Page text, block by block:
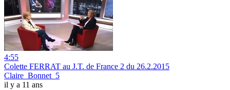
4:55
Colette FERRAT au J.T. de France 2 du 26.2.2015
Claire_Bonnet_5
il y a 11 ans